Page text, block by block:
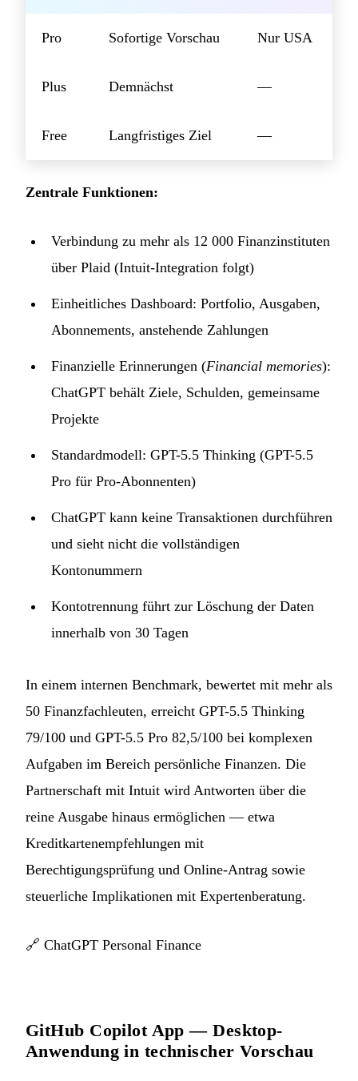
Pro Sofortige Vorschau Nur USA
Plus Demnächst —
Free Langfristiges Ziel —
Zentrale Funktionen:
Verbindung zu mehr als 12 000 Finanzinstituten
über Plaid (Intuit-Integration folgt)
Einheitliches Dashboard: Portfolio, Ausgaben,
Abonnements, anstehende Zahlungen
Finanzielle Erinnerungen (Financial memories):
ChatGPT behält Ziele, Schulden, gemeinsame
Projekte
Standardmodell: GPT-5.5 Thinking (GPT-5.5
Pro für Pro-Abonnenten)
ChatGPT kann keine Transaktionen durchführen
und sieht nicht die vollständigen
Kontonummern
Kontotrennung führt zur Löschung der Daten
innerhalb von 30 Tagen
In einem internen Benchmark, bewertet mit mehr als
50 Finanzfachleuten, erreicht GPT-5.5 Thinking
79/100 und GPT-5.5 Pro 82,5/100 bei komplexen
Aufgaben im Bereich persönliche Finanzen. Die
Partnerschaft mit Intuit wird Antworten über die
reine Ausgabe hinaus ermöglichen — etwa
Kreditkartenempfehlungen mit
Berechtigungsprüfung und Online-Antrag sowie
steuerliche Implikationen mit Expertenberatung.
🔗 ChatGPT Personal Finance
GitHub Copilot App — Desktop-
Anwendung in technischer Vorschau